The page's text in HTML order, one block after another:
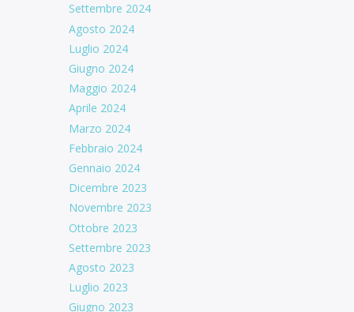
Settembre 2024
Agosto 2024
Luglio 2024
Giugno 2024
Maggio 2024
Aprile 2024
Marzo 2024
Febbraio 2024
Gennaio 2024
Dicembre 2023
Novembre 2023
Ottobre 2023
Settembre 2023
Agosto 2023
Luglio 2023
Giugno 2023